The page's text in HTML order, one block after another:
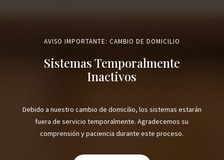
AVISO IMPORTANTE: CAMBIO DE DOMICILIO
Sistemas Temporalmente
Inactivos
Debido a nuestro cambio de domicilio, los sistemas estarán
fuera de servicio temporalmente. Agradecemos su
comprensión y paciencia durante este proceso.